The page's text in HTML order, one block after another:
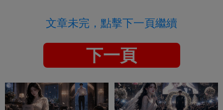
文章未完，點擊下一頁繼續
下一頁